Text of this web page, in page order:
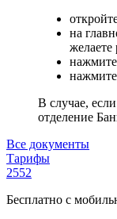
на
желаете
В случае,
отделение
Все документы
Тарифы
2552
Бесплатно с